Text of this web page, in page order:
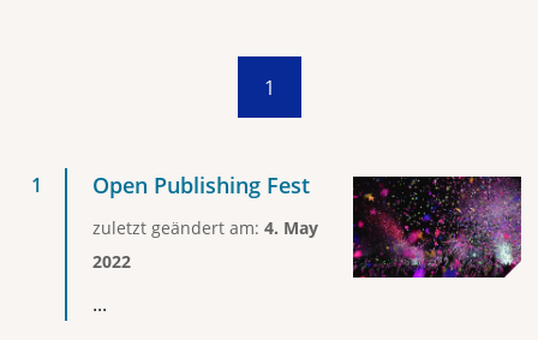
1
Open Publishing Fest
zuletzt geändert am: 4. May
2022
...